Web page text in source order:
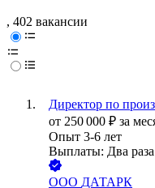
, 402 вакансии
Директор по
от 250 000 ₽ за
Опыт 3-6 лет
Выплаты: Два
ООО ДАТАРК